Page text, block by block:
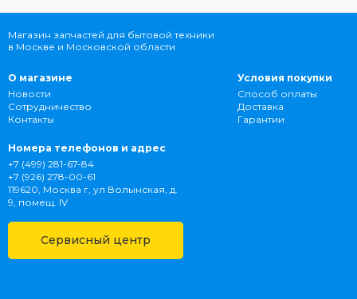
Магазин запчастей для бытовой техники
в Москве и Московской области
О магазине
Новости
Сотрудничество
Контакты
Условия покупки
Способ оплаты
Доставка
Гарантии
Номера телефонов и адрес
+7 (499) 281-67-84
+7 (926) 278-00-61
119620, Москва г, ул Волынская, д.
9, помещ. IV
Сервисный центр